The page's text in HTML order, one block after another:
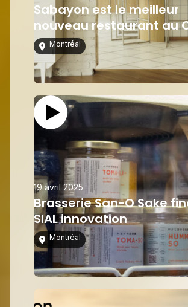
Sabayon est le meilleur
nouveau restaurant au
Montréal
19 avril 2025
Brasserie San-O Sake
SIAL innovation
Montréal